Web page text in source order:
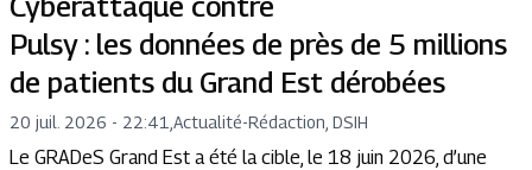
Pulsy : les données de près de 5 millions
de patients du Grand Est dérobées
20 juil. 2026 - 22:41 Actualité-Rédaction, DSIH
Le GRADeS Grand Est a été la cible, le 18 juin 2026, d’une